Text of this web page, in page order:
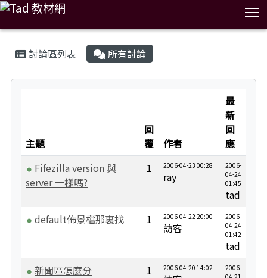
討論區列表 所有討論
No Discuss Title
主題
回
覆
作者
最
新
回
應
Fifezilla version 與
server 一樣嗎?
1 2006-04-23 00:28
ray
2006-
04-24
01:45
tad
default佈景檔那裏找
1 2006-04-22 20:00
訪客
2006-
04-24
01:42
tad
新聞區怎麼分
1 2006-04-20 14:02
2006-